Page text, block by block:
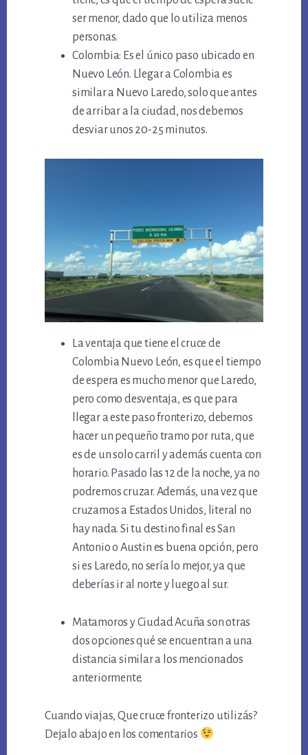
ser menor, dado que lo utiliza menos
personas.
Colombia: Es el único paso ubicado en
Nuevo León. Llegar a Colombia es
similar a Nuevo Laredo, solo que antes
de arribar a la ciudad, nos debemos
desviar unos 20-25 minutos.
La ventaja que tiene el cruce de
Colombia Nuevo León, es que el tiempo
de espera es mucho menor que Laredo,
pero como desventaja, es que para
llegar a este paso fronterizo, debemos
hacer un pequeño tramo por ruta, que
es de un solo carril y además cuenta con
horario. Pasado las 12 de la noche, ya no
podremos cruzar. Además, una vez que
cruzamos a Estados Unidos, literal no
hay nada. Si tu destino final es San
Antonio o Austin es buena opción, pero
si es Laredo, no sería lo mejor, ya que
deberías ir al norte y luego al sur.
Matamoros y Ciudad Acuña son otras
dos opciones qué se encuentran a una
distancia similar a los mencionados
anteriormente.
Cuando viajas, Que cruce fronterizo utilizás?
Dejalo abajo en los comentarios